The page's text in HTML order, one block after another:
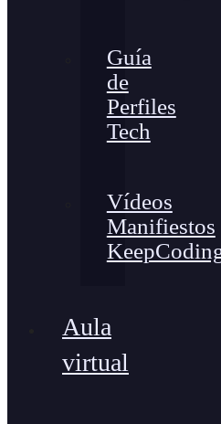
Guía
de
Perfiles
Tech
Vídeos
Manifiestos
Aula
virtual